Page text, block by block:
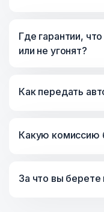
Где гарантии,
или не угонят?
Как передать
Какую комиссию
За что вы